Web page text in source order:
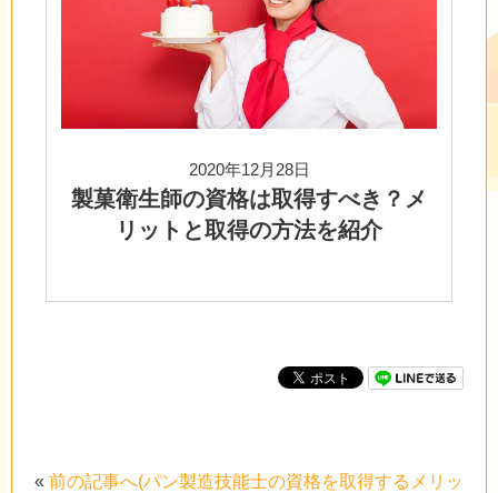
2020年12月28日
製菓衛生師の資格は取得すべき？メ
リットと取得の方法を紹介
« 前の記事へ(パン製造技能士の資格を取得するメリッ